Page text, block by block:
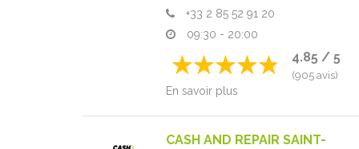
+33 2 85 52 91 20
09:30 - 20:00
4.85 / 5
(905 avis)
En savoir plus
CASH AND REPAIR SAINT-